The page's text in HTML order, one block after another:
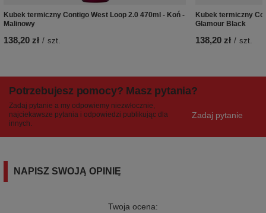
Kubek termiczny Contigo West Loop 2.0 470ml - Koń -
Malinowy
138,20 zł / szt.
Kubek termiczny
Glamour Black
138,20 zł / szt.
Potrzebujesz pomocy? Masz pytania?
Zadaj pytanie a my odpowiemy niezwłocznie,
najciekawsze pytania i odpowiedzi publikując dla
innych.
Zadaj pytanie
NAPISZ SWOJĄ OPINIĘ
Twoja ocena: